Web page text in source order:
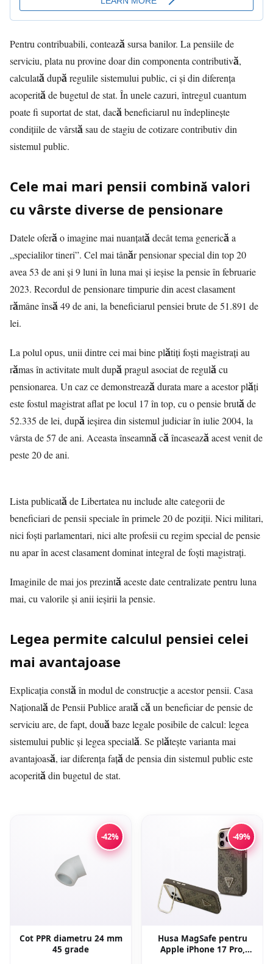
Pentru contribuabili, contează sursa banilor. La pensiile de
serviciu, plata nu provine doar din componenta contributivă,
calculată după regulile sistemului public, ci și din diferența
acoperită de bugetul de stat. În unele cazuri, întregul cuantum
poate fi suportat de stat, dacă beneficiarul nu îndeplinește
condițiile de vârstă sau de stagiu de cotizare contributiv din
sistemul public.
Cele mai mari pensii combină valori
cu vârste diverse de pensionare
Datele oferă o imagine mai nuanțată decât tema generică a
„specialilor tineri”. Cel mai tânăr pensionar special din top 20
avea 53 de ani și 9 luni în luna mai și ieșise la pensie în februarie
2023. Recordul depensionaretimpurie din acest clasament
rămâne însă 49 de ani, la beneficiarul pensiei brute de 51.891 de
lei.
La polul opus, unii dintre cei mai bine plătiți foști magistrați au
rămas în activitate mult după pragul asociat de regulă cu
pensionarea. Un caz ce demonstrează durata mare a acestor plăți
este fostul magistrat aflat pe locul 17 în top, cu o pensie brută de
52.335 de lei, după ieșirea din sistemul judiciar în iulie 2004, la
vârsta de 57 de ani. Aceasta înseamnă că încasează acest venit de
peste 20 de ani.
Lista publicată deLibertatea nu include alte categorii de
beneficiari de pensii speciale în primele 20 de poziții. Nici militari,
nici foști parlamentari, nici alte profesii cu regim special de pensie
nu apar în acest clasament dominat integral de foști magistrați.
Imaginile de mai jos prezintă aceste date centralizate pentru luna
mai, cu valorile și anii ieșirii la pensie.
Legea permite calculul pensiei celei
mai avantajoase
Explicația constă în modul de construcție a acestor pensii. Casa
Națională de Pensii Publice arată că un beneficiar de pensie de
serviciu are, de fapt, două baze legale posibile de calcul: legea
sistemului public și legea specială. Se plătește varianta mai
avantajoasă, iar diferența față de pensia din sistemul public este
acoperită din bugetul de stat.
-42%
Cot PPR diametru 24 mm
45 grade
-49%
Husa MagSafe pentru
Apple iPhone 17 Pro,